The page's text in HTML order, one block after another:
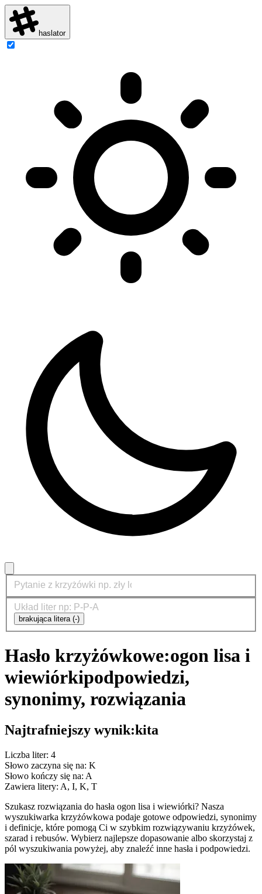
haslator
brakująca litera (-)
Hasło krzyżówkowe:ogon lisa i
wiewiórkipodpowiedzi,
synonimy, rozwiązania
Najtrafniejszy wynik:kita
Liczba liter: 4
Słowo zaczyna się na: K
Słowo kończy się na: A
Zawiera litery: A, I, K, T
Szukasz rozwiązania do hasła ogon lisa i wiewiórki? Nasza
wyszukiwarka krzyżówkowa podaje gotowe odpowiedzi, synonimy
i definicje, które pomogą Ci w szybkim rozwiązywaniu krzyżówek,
szarad i rebusów. Wybierz najlepsze dopasowanie albo skorzystaj z
pól wyszukiwania powyżej, aby znaleźć inne hasła i podpowiedzi.